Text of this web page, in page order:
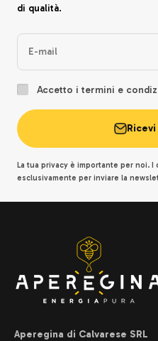
di qualità.
E-mail
Accetto i termini e
La tua privacy è importante per noi.
esclusivamente per inviare la
Aperegina di Calvarese SRL